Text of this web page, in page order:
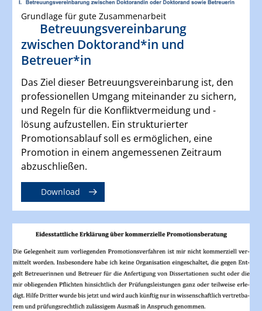
Grundlage für gute Zusammenarbeit
Betreuungsvereinbarung
zwischen Doktorand*in und
Betreuer*in
Das Ziel dieser Betreuungsvereinbarung ist, den
professionellen Umgang miteinander zu sichern,
und Regeln für die Konfliktvermeidung und -
lösung aufzustellen. Ein strukturierter
Promotionsablauf soll es ermöglichen, eine
Promotion in einem angemessenen Zeitraum
abzuschließen.
Download